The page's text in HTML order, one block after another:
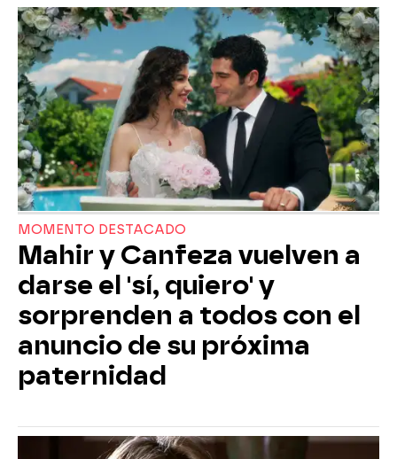
MOMENTO DESTACADO
Mahir y Canfeza vuelven a
darse el 'sí, quiero' y
sorprenden a todos con el
anuncio de su próxima
paternidad